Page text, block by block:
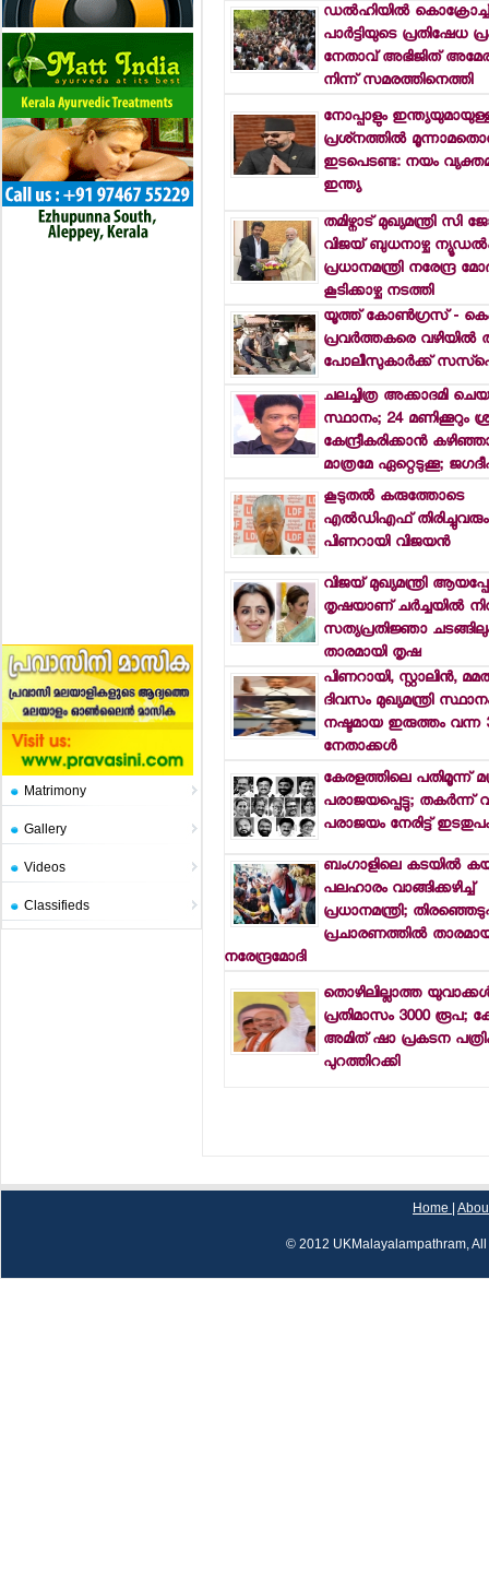
Matrimony
Gallery
Videos
Classifieds
ഡല്‍ഹിയില്‍ കൊക്രോച്ച്
പാര്‍ട്ടിയുടെ പ്രതിഷേധ
നേതാവ് അഭിജിത്
നിന്ന് സമരത്തിനെത്തി
നോപ്പാളും
പ്രശ്‌നത്തില്‍
ഇടപെടണ്ട: നയം
ഇന്ത്യ
തമിഴ്നാട് മുഖ്യമന്ത്രി
വിജയ് ബുധനാഴ്ച
പ്രധാനമന്ത്രി നരേന്ദ്ര
കൂടിക്കാഴ്ച നടത്തി
യൂത്ത് കോണ്‍ഗ്രസ് -
പ്രവര്‍ത്തകരെ വഴിയില്‍
പോലീസുകാര്‍ക്ക്
ചലച്ചിത്ര അക്കാദമി
സ്ഥാനം; 24 മണിക്കൂറും
കേന്ദ്രീകരിക്കാന്‍
മാത്രമേ ഏറ്റെടുക്കൂ;
കൂടുതല്‍ കരുത്തോടെ
എല്‍ഡിഎഫ്
പിണറായി വിജയന്‍
വിജയ് മുഖ്യമന്ത്രി
തൃഷയാണ് ചര്‍ച്ചയില്‍
സത്യപ്രതിജ്ഞാ
താരമായി തൃഷ
പിണറായി, സ്റ്റാലിന്‍,
ദിവസം മുഖ്യമന്ത്രി
നഷ്ടമായ ഇരുത്തം വന്ന
നേതാക്കള്‍
കേരളത്തിലെ പതിമൂന്ന്
പരാജയപ്പെട്ടു; തകര്‍ന്ന്
പരാജയം നേരിട്ട്
ബംഗാളിലെ കടയില്‍
പലഹാരം വാങ്ങിക്കഴിച്ച്
പ്രധാനമന്ത്രി;
പ്രചാരണത്തില്‍
നരേന്ദ്രമോദി
തൊഴിലില്ലാത്ത
പ്രതിമാസം 3000 രൂപ;
അമിത് ഷാ പ്രകടന
പുറത്തിറക്കി
Home
© 2012 UKMalayalampathram,